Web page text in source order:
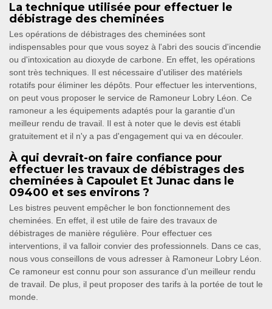
La technique utilisée pour effectuer le
débistrage des cheminées
Les opérations de débistrages des cheminées sont
indispensables pour que vous soyez à l'abri des soucis d'incendie
ou d'intoxication au dioxyde de carbone. En effet, les opérations
sont très techniques. Il est nécessaire d'utiliser des matériels
rotatifs pour éliminer les dépôts. Pour effectuer les interventions,
on peut vous proposer le service de Ramoneur Lobry Léon. Ce
ramoneur a les équipements adaptés pour la garantie d'un
meilleur rendu de travail. Il est à noter que le devis est établi
gratuitement et il n'y a pas d'engagement qui va en découler.
À qui devrait-on faire confiance pour
effectuer les travaux de débistrages des
cheminées à Capoulet Et Junac dans le
09400 et ses environs ?
Les bistres peuvent empêcher le bon fonctionnement des
cheminées. En effet, il est utile de faire des travaux de
débistrages de manière régulière. Pour effectuer ces
interventions, il va falloir convier des professionnels. Dans ce cas,
nous vous conseillons de vous adresser à Ramoneur Lobry Léon.
Ce ramoneur est connu pour son assurance d'un meilleur rendu
de travail. De plus, il peut proposer des tarifs à la portée de tout le
monde.